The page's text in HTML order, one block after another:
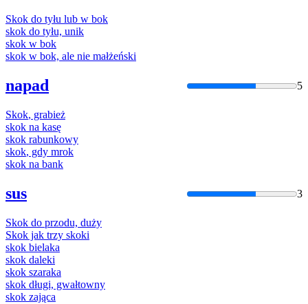
Skok do tyłu lub w bok
skok do tyłu, unik
skok w bok
skok w bok, ale nie małżeński
napad 5
Skok, grabież
skok na kasę
skok rabunkowy
skok, gdy mrok
skok na bank
sus 3
Skok do przodu, duży
Skok jak trzy skoki
skok bielaka
skok daleki
skok szaraka
skok długi, gwałtowny
skok zająca